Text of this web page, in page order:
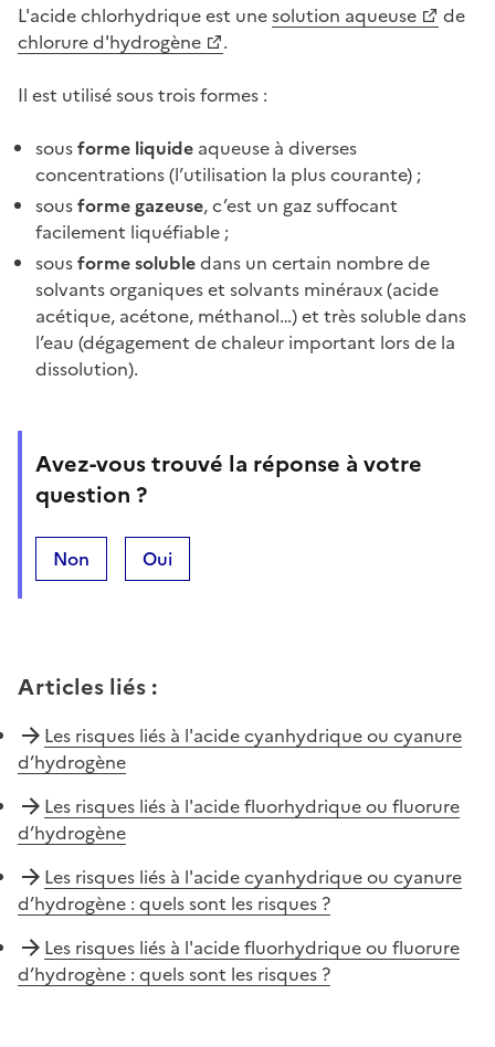
L'acide chlorhydrique est unesolution aqueuse
de
chlorure d'hydrogène
.
Il est utilisé sous trois formes :
sousforme liquide aqueuse à diverses
concentrations (l’utilisation la plus courante) ;
sousforme gazeuse, c’est un gaz suffocant
facilement liquéfiable ;
sousforme solubledans un certain nombre de
solvants organiques et solvants minéraux (acide
acétique, acétone, méthanol…) et très soluble dans
l’eau (dégagement de chaleur important lors de la
dissolution).
Avez-vous trouvé la réponse à votre
question ?
Non Oui
Articles liés :
Les risques liés à l'acide cyanhydrique ou cyanure
d’hydrogène
Les risques liés à l'acide fluorhydrique ou fluorure
d’hydrogène
Les risques liés à l'acide cyanhydrique ou cyanure
d’hydrogène : quels sont les risques ?
Les risques liés à l'acide fluorhydrique ou fluorure
d’hydrogène : quels sont les risques ?